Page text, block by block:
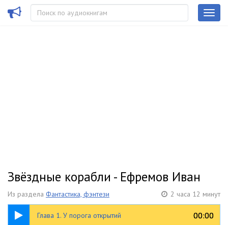
Звёздные корабли - Ефремов Иван
Из раздела Фантастика, фэнтези 2 часа 12 минут
Глава 1. У порога открытий 00:00
00:00
40:32